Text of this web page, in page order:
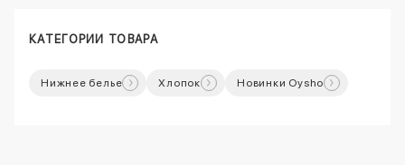
КАТЕГОРИИ ТОВАРА
Нижнее белье Хлопок Новинки Oysho